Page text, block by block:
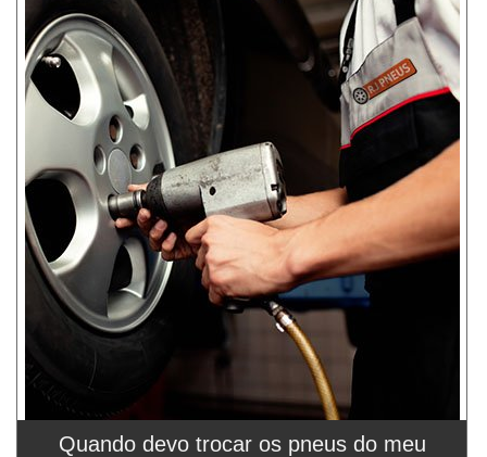
Quando devo trocar os pneus do meu